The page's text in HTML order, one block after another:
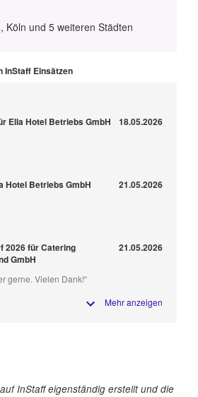
Köln und 5 weiteren Städten
InStaff Einsätzen
Ella Hotel Betriebs GmbH 18.05.2026
Hotel Betriebs GmbH 21.05.2026
2026 für Catering
GmbH
21.05.2026
gerne. Vielen Dank!“
Mehr anzeigen
InStaff eigenständig erstellt und die